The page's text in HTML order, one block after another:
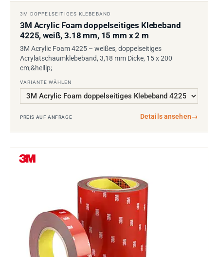
3M DOPPELSEITIGES KLEBEBAND
3M Acrylic Foam doppelseitiges Klebeband
4225, weiß, 3.18 mm, 15 mm x 2 m
3M Acrylic Foam 4225 – weißes, doppelseitiges
Acrylatschaumklebeband, 3,18 mm Dicke, 15 x 200
cm;&hellip;
VARIANTE WÄHLEN
PREIS AUF ANFRAGE Details ansehen→